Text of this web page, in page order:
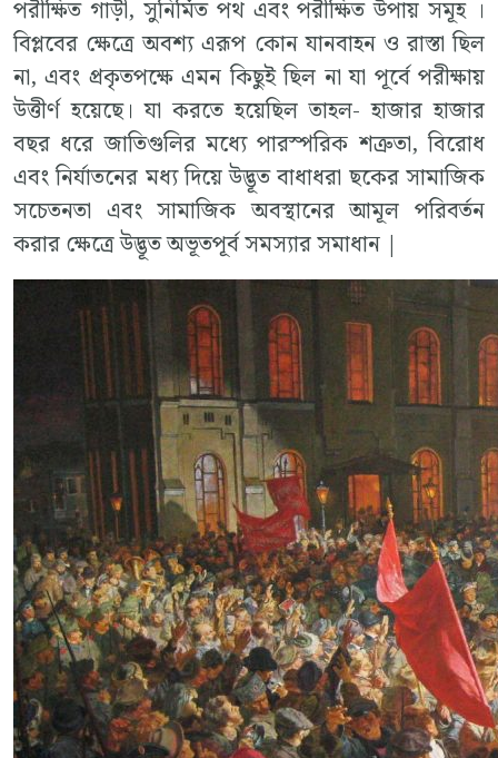
পরীক্ষিত গাড়ী, সুনির্মিত পথ এবং পরীক্ষিত উপায় সমূহ ।
বিপ্লবের ক্ষেত্রে অবশ্য এরূপ কোন যানবাহন ও রাস্তা ছিল
না, এবং প্রকৃতপক্ষে এমন কিছুই ছিল না যা পূর্বে পরীক্ষায়
উত্তীর্ণ হয়েছে। যা করতে হয়েছিল তাহল- হাজার হাজার
বছর ধরে জাতিগুলির মধ্যে পারস্পরিক শত্রুতা, বিরোধ
এবং নির্যাতনের মধ্য দিয়ে উদ্ভূত বাধাধরা ছকের সামাজিক
সচেতনতা এবং সামাজিক অবস্থানের আমূল পরিবর্তন
করার ক্ষেত্রে উদ্ভূত অভূতপূর্ব সমস্যার সমাধান |